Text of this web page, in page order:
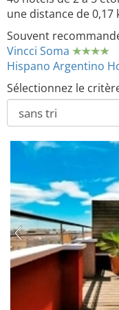
une distance de 0,17
Souvent
Vincci Soma
Hispano Argentino
Sélectionnez le